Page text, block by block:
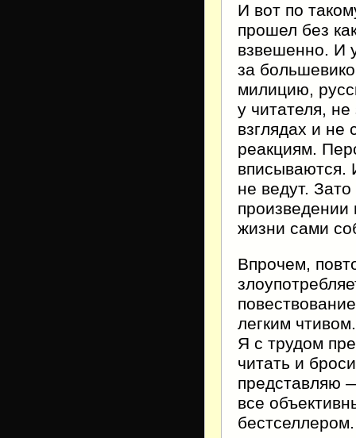
И вот по
прошел без
взвешенно. И
за
милицию,
у читателя,
взглядах и не
реакциям.
вписываются.
не ведут.
жизни сами
Впрочем,
легким
Я с трудом
читать и
представляю
все
бестселлером.